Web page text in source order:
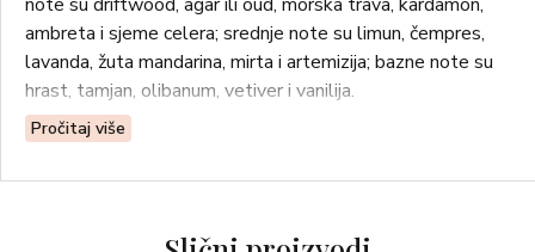
ambreta i sjeme celera; srednje note su limun, čempres,
lavanda, žuta mandarina, mirta i artemizija; bazne note su
hrast, tamjan, olibanum, vetiver i vanilija.
Pročitaj više